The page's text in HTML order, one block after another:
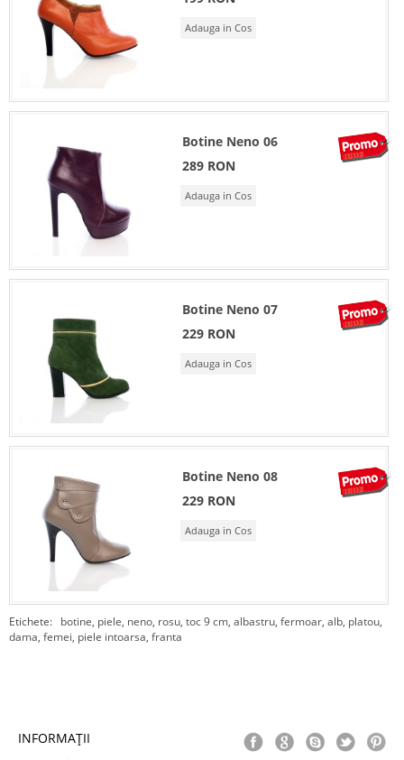
Adauga in Cos
Botine Neno 06
289 RON
Adauga in Cos
Botine Neno 07
229 RON
Adauga in Cos
Botine Neno 08
229 RON
Adauga in Cos
Etichete: botine, piele, neno, rosu, toc 9 cm, albastru, fermoar, alb, platou,
dama, femei, piele intoarsa, franta
INFORMAŢII